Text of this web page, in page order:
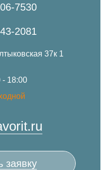
7530
2081
37к 1
- 18:00
заявку